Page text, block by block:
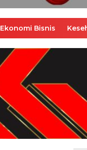
Ekonomi Bisnis